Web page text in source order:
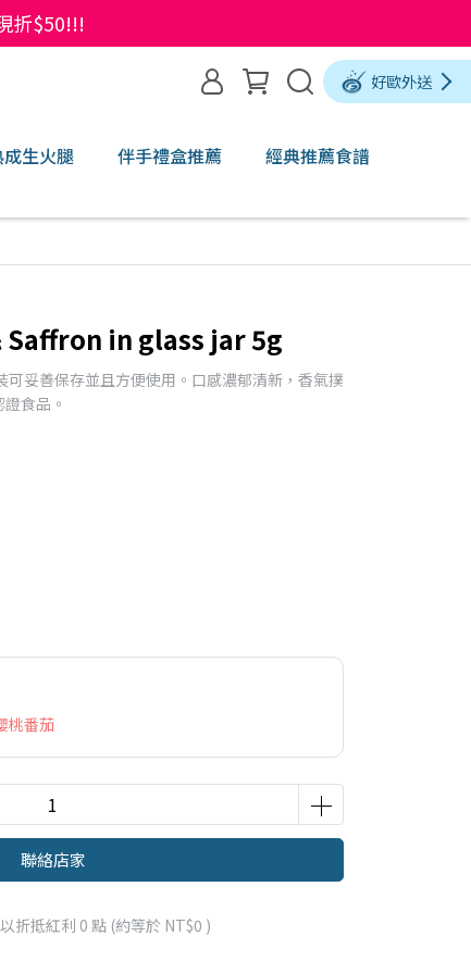
折$50!!!
好歐外送
生火腿 伴手禮盒推薦
經典推薦食譜
Saffron in glass jar 5g
妥善保存並且方便使用。口感濃郁清新，香氣撲
食品。
桃番茄
聯絡店家
折抵紅利 0 點 (約等於 NT$0 )